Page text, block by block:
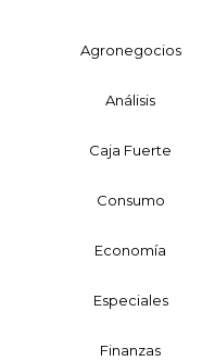
Agronegocios
Análisis
Caja Fuerte
Consumo
Economía
Especiales
Finanzas